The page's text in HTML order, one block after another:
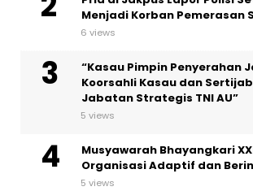
Menjadi Korban Pemerasan
6 views
“Kasau Pimpin Penyerahan
Koorsahli Kasau dan
Jabatan Strategis TNI AU”
5 views
Musyawarah Bhayangkari
Organisasi Adaptif dan
5 views